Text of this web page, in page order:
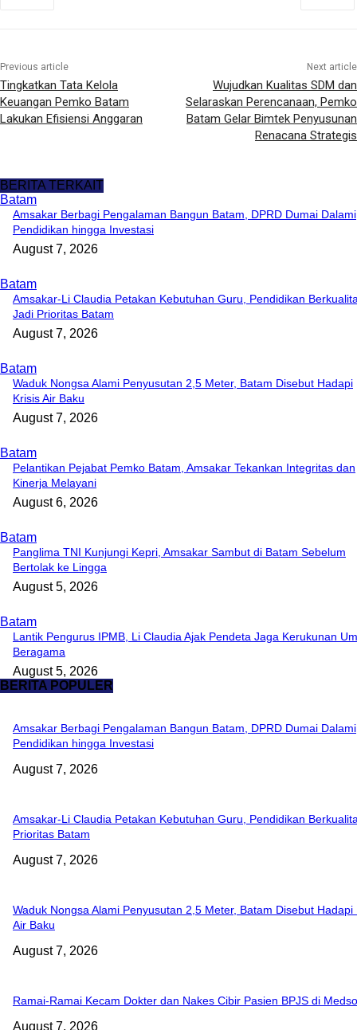
Previous article
Tingkatkan Tata Kelola
Keuangan Pemko Batam
Lakukan Efisiensi Anggaran
Next article
Wujudkan Kualitas SDM dan
Selaraskan Perencanaan, Pemko
Batam Gelar Bimtek Penyusunan
Renacana Strategis
BERITA TERKAIT
Batam
Amsakar Berbagi Pengalaman Bangun Batam, DPRD Dumai Dalami
Pendidikan hingga Investasi
August 7, 2026
Batam
Amsakar-Li Claudia Petakan Kebutuhan Guru, Pendidikan
Jadi Prioritas Batam
August 7, 2026
Batam
Waduk Nongsa Alami Penyusutan 2,5 Meter, Batam Disebut Hadapi
Krisis Air Baku
August 7, 2026
Batam
Pelantikan Pejabat Pemko Batam, Amsakar Tekankan Integritas dan
Kinerja Melayani
August 6, 2026
Batam
Panglima TNI Kunjungi Kepri, Amsakar Sambut di Batam Sebelum
Bertolak ke Lingga
August 5, 2026
Batam
Lantik Pengurus IPMB, Li Claudia Ajak Pendeta Jaga Kerukunan
Beragama
August 5, 2026
BERITA POPULER
Amsakar Berbagi Pengalaman Bangun Batam, DPRD Dumai Dalami
Pendidikan hingga Investasi
August 7, 2026
Amsakar-Li Claudia Petakan Kebutuhan Guru, Pendidikan
Prioritas Batam
August 7, 2026
Waduk Nongsa Alami Penyusutan 2,5 Meter, Batam Disebut Hadapi
Air Baku
August 7, 2026
Ramai-Ramai Kecam Dokter dan Nakes Cibir Pasien BPJS di
August 7, 2026